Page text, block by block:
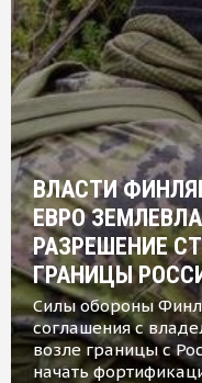
ВЛАСТИ
ЕВРО
РАЗРЕШЕНИЕ
ГРАНИЦЫ
Силы обороны
соглашения с
возле границы с
начать